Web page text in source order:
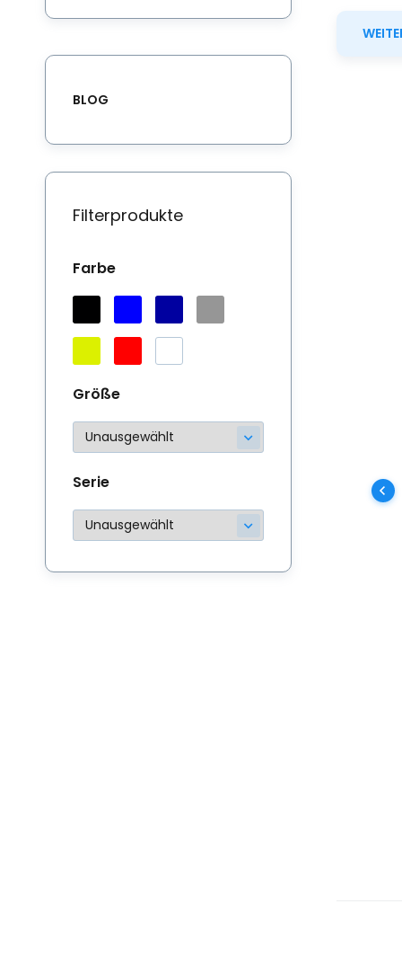
BLOG
Filterprodukte
Farbe
Größe
Serie